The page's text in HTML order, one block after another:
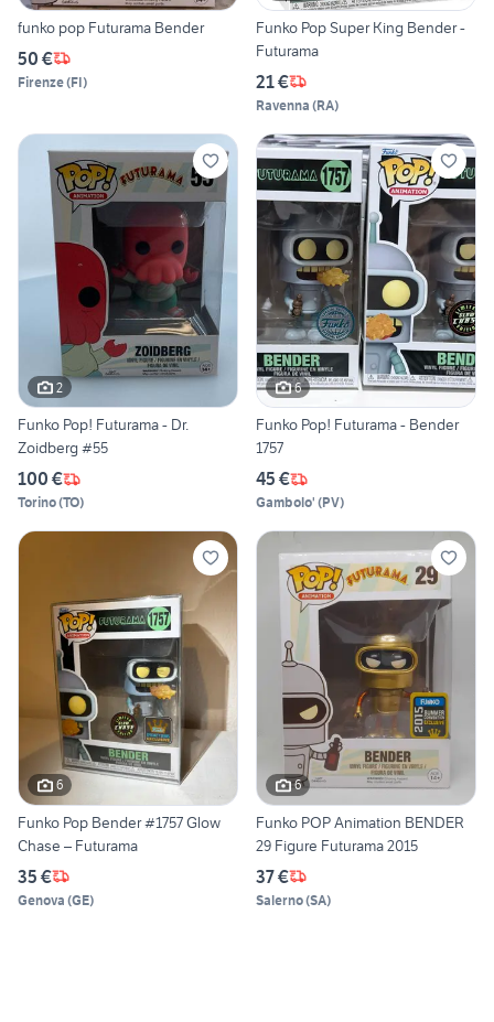
funko pop Futurama Bender
50 €
Firenze(FI)
Funko Pop Super King Bender -
Futurama
21 €
Ravenna (RA)
2
Funko Pop! Futurama - Dr.
Zoidberg #55
100 €
Torino(TO)
6
Funko Pop! Futurama - Bender
1757
45 €
Gambolo' (PV)
6
Funko Pop Bender #1757 Glow
Chase – Futurama
35 €
Genova (GE)
6
Funko POP Animation BENDER
29 Figure Futurama 2015
37 €
Salerno(SA)